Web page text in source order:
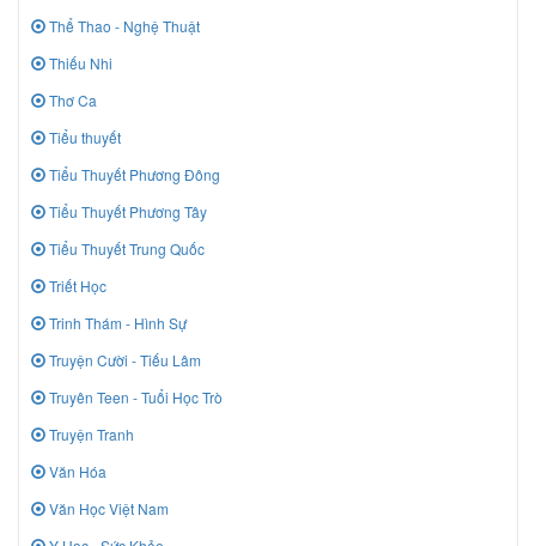
Thể Thao - Nghệ Thuật
Thiếu Nhi
Thơ Ca
Tiểu thuyết
Tiểu Thuyết Phương Đông
Tiểu Thuyết Phương Tây
Tiểu Thuyết Trung Quốc
Triết Học
Trinh Thám - Hình Sự
Truyện Cười - Tiếu Lâm
Truyên Teen - Tuổi Học Trò
Truyện Tranh
Văn Hóa
Văn Học Việt Nam